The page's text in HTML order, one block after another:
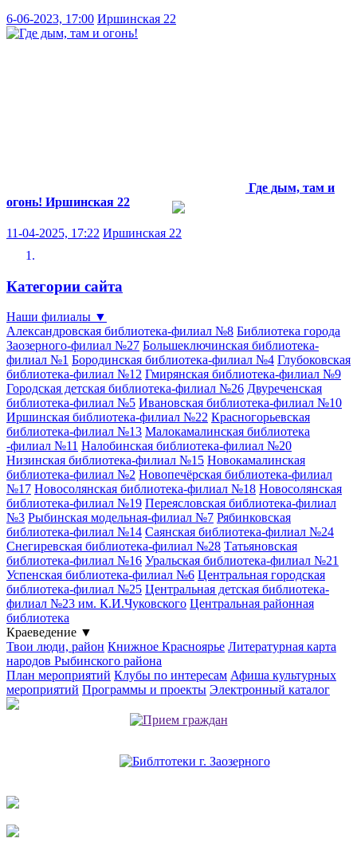
6-06-2023, 17:00 Иршинская 22
Где дым, там и
огонь! Иршинская 22
11-04-2025, 17:22 Иршинская 22
Категории сайта
Наши филиалы ▼
Александровская библиотека-филиал №8 Библиотека города
Заозерного-филиал №27 Большеключинская библиотека-
филиал №1 Бородинская библиотека-филиал №4 Глубоковская
библиотека-филиал №12 Гмирянская библиотека-филиал №9
Городская детская библиотека-филиал №26 Двуреченская
библиотека-филиал №5 Ивановская библиотека-филиал №10
Иршинская библиотека-филиал №22 Красногорьевская
библиотека-филиал №13 Малокамалинская библиотека
-филиал №11 Налобинская библиотека-филиал №20
Низинская библиотека-филиал №15 Новокамалинская
библиотека-филиал №2 Новопечёрская библиотека-филиал
№17 Новосолянская библиотека-филиал №18 Новосолянская
библиотека-филиал №19 Переясловская библиотека-филиал
№3 Рыбинская модельная-филиал №7 Рябинковская
библиотека-филиал №14 Саянская библиотека-филиал №24
Снегиревская библиотека-филиал №28 Татьяновская
библиотека-филиал №16 Уральская библиотека-филиал №21
Успенская библиотека-филиал №6 Центральная городская
библиотека-филиал №25 Центральная детская библиотека-
филиал №23 им. К.И.Чуковского Центральная районная
библиотека
Краеведение ▼
Твои люди, район Книжное Красноярье Литературная карта
народов Рыбинского района
План мероприятий Клубы по интересам Афиша культурных
мероприятий Программы и проекты Электронный каталог